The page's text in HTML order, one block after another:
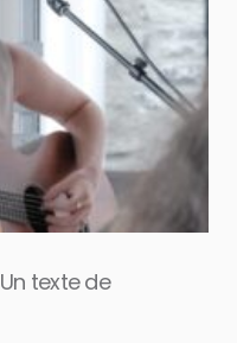
Un texte de